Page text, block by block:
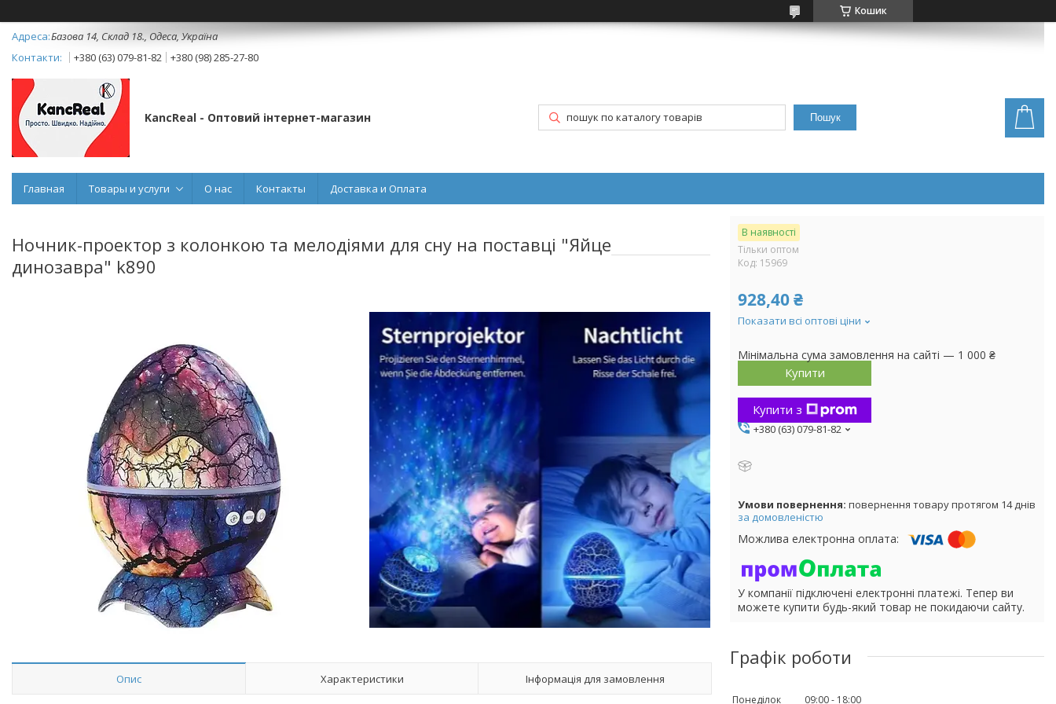
Кошик
Базова 14, Склад 18., Одеса, Україна
+380 (63) 079-81-82
+380 (98) 285-27-80
KancReal - Оптовий інтернет-магазин Пошук
Главная Товары и услуги О нас Контакты Доставка и Оплата
Ночник-проектор з колонкою та мелодіями для сну на поставці "Яйце
динозавра" k890
Опис Характеристики Інформація для замовлення
В наявності
Тільки оптом
Код: 15969
928,40 ₴
Показати всі оптові ціни
Мінімальна сума замовлення на сайті — 1 000 ₴
Купити
Купити з
+380 (63) 079-81-82
повернення товару протягом 14 днів
за домовленістю
У компанії підключені електронні платежі. Тепер ви
можете купити будь-який товар не покидаючи сайту.
Графік роботи
Понеділок 09:00 18:00